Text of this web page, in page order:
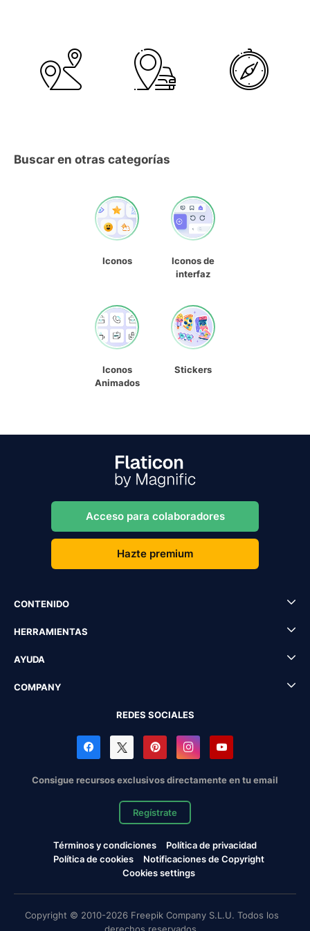
Buscar en otras categorías
Iconos
Iconos de
interfaz
Iconos
Animados
Stickers
Acceso para colaboradores
Hazte premium
CONTENIDO
HERRAMIENTAS
AYUDA
COMPANY
REDES SOCIALES
Consigue recursos exclusivos directamente en tu email
Regístrate
Términos y condiciones
Política de privacidad
Política de cookies
Notificaciones de Copyright
Cookies settings
Copyright © 2010-2026 Freepik Company S.L.U. Todos los